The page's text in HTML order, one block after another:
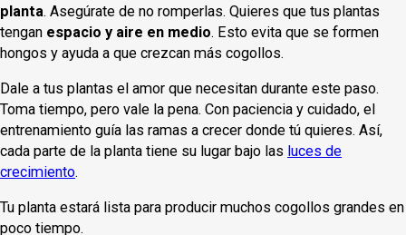
planta. Asegúrate de no romperlas. Quieres que tus plantas
tengan espacio y aire en medio. Esto evita que se formen
hongos y ayuda a que crezcan más cogollos.
Dale a tus plantas el amor que necesitan durante este paso.
Toma tiempo, pero vale la pena. Con paciencia y cuidado, el
entrenamiento guía las ramas a crecer donde tú quieres. Así,
cada parte de la planta tiene su lugar bajo las luces de
crecimiento.
Tu planta estará lista para producir muchos cogollos grandes en
poco tiempo.